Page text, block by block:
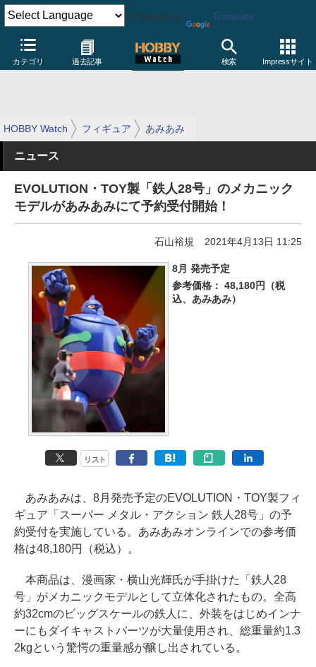
Powered by Translate
カテゴリ 過去記事 検索 Impressサイト
HOBBY Watch フィギュア あみあみ
ニュース
EVOLUTION・TOY製「鉄人28号」のメカニック
モデルがあみあみにて予約受付開始！
石山裕規 2021年4月13日 11:25
8月 発売予定
参考価格： 48,180円（税
込、あみあみ）
リスト
あみあみは、8月発売予定のEVOLUTION・TOY製フィ
ギュア「スーパー メタル・アクション 鉄人28号」の予
約受付を実施している。あみあみオンラインでの参考価
格は48,180円（税込）。
本商品は、漫画家・横山光輝氏が手掛けた「鉄人28
号」がメカニックモデルとして立体化されたもの。全高
約32cmのビッグスケールの鉄人に、外装をはじめインナ
ーにもダイキャストパーツが大量使用され、総重量約1.3
2kgという驚愕の重量感が醸し出されている。